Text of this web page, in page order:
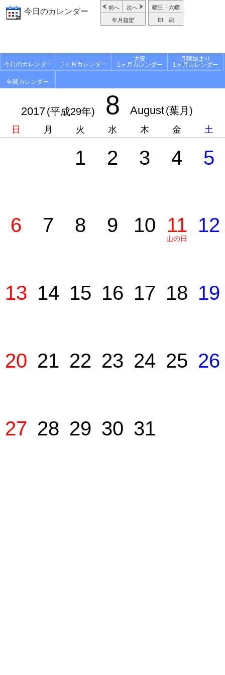
今日のカレンダー 前へ 次へ
年月指定
曜日・六曜
印 刷
今日のカレンダー 1ヶ月カレンダー
大安
1ヶ月カレンダー
月曜始まり
1ヶ月カレンダー
年間カレンダー
2017(平成29年) 8 August(葉月)
日 月 火 水 木 金 土
1 2 3 4 5
6 7 8 9 10 11
山の日
12
13 14 15 16 17 18 19
20 21 22 23 24 25 26
27 28 29 30 31